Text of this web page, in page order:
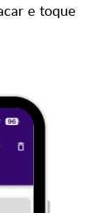
e toque